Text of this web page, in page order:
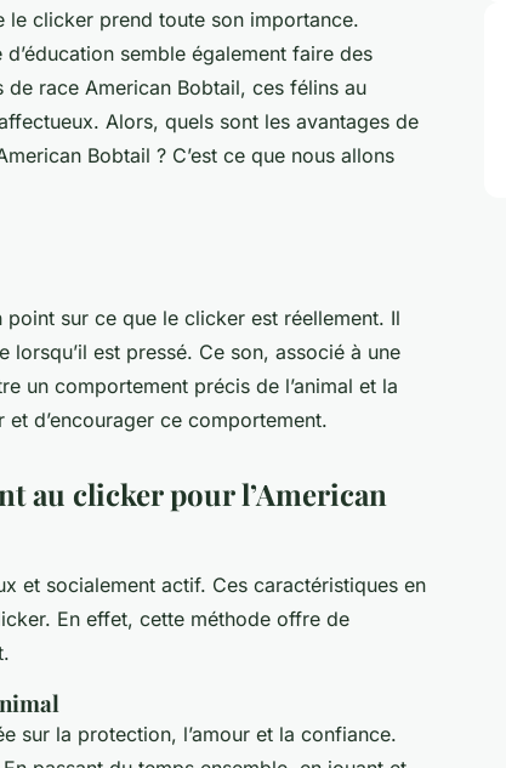
le clicker prend toute son importance.
semble également faire des
race American Bobtail, ces félins au
Alors, quels sont les avantages de
Bobtail ? C’est ce que nous allons
point sur ce que le clicker est réellement. Il
lorsqu’il est pressé. Ce son, associé à une
un comportement précis de l’animal et la
d’encourager ce comportement.
au clicker pour l’American
et socialement actif. Ces caractéristiques en
En effet, cette méthode offre de
.
sur la protection, l’amour et la confiance.